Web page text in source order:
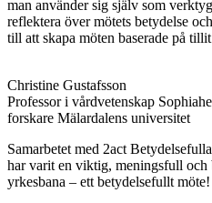
man använder sig själv som
reflektera över mötets betydelse
till att skapa möten baserade på
Christine Gustafsson
Professor i vårdvetenskap
forskare Mälardalens universitet
Samarbetet med 2act
har varit en viktig, meningsfull och
yrkesbana – ett betydelsefullt möte!